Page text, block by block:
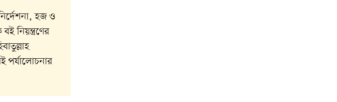
হজ ও
নিয়ন্ত্রণের
পর্যালোচনার